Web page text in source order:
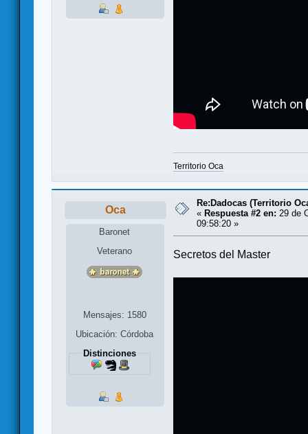
Territorio Oca
Oca
Baronet
Veterano
Mensajes: 1580
Ubicación: Córdoba
Distinciones
Re:Dadocas (Territorio
« Respuesta #2 en: 29 de
09:58:20 »
Secretos del Master